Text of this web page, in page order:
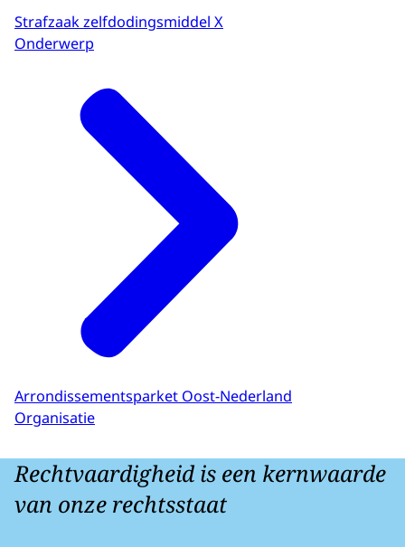
Strafzaak zelfdodingsmiddel X
Onderwerp
Arrondissementsparket Oost-Nederland
Organisatie
Rechtvaardigheid is een kernwaarde
van onze rechtsstaat